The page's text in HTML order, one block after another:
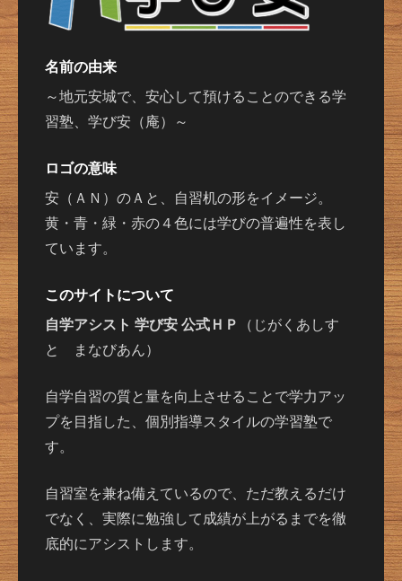
名前の由来
～地元安城で、安心して預けることのできる学
習塾、学び安（庵）～
ロゴの意味
安（ＡＮ）のＡと、自習机の形をイメージ。
黄・青・緑・赤の４色には学びの普遍性を表し
ています。
このサイトについて
自学アシスト 学び安 公式ＨＰ
（じがくあしす
と まなびあん）
自学自習の質と量を向上させることで学力アッ
プを目指した、個別指導スタイルの学習塾で
す。
自習室を兼ね備えているので、ただ教えるだけ
でなく、実際に勉強して成績が上がるまでを徹
底的にアシストします。